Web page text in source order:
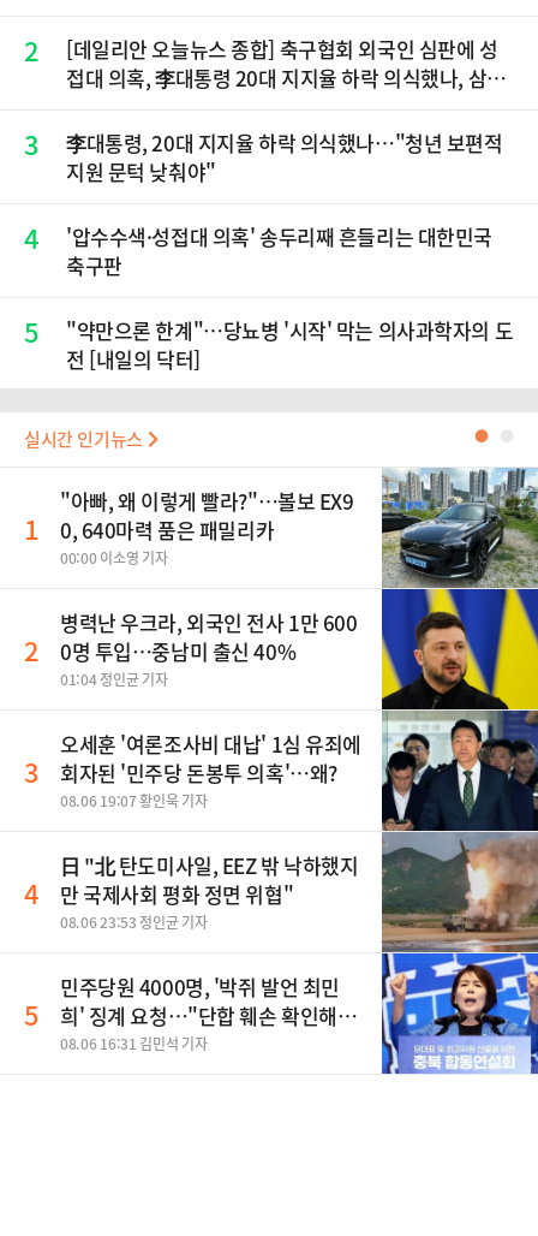
2
[데일리안 오늘뉴스 종합] 축구협회 외국인 심판에 성
접대 의혹, 李대통령 20대 지지율 하락 의식했나, 삼전
재점화, 김민석 "과반 승리 가능성 99%" 등
3
李대통령, 20대 지지율 하락 의식했나…"청년 보편적
지원 문턱 낮춰야"
4
'압수수색·성접대 의혹' 송두리째 흔들리는 대한민국
축구판
5
"약만으론 한계"…당뇨병 '시작' 막는 의사과학자의 도
전 [내일의 닥터]
실시간 인기뉴스 ●
1
"아빠, 왜 이렇게 빨라?"…볼보 EX9
0, 640마력 품은 패밀리카
00:00 이소영 기자
2
병력난 우크라, 외국인 전사 1만 600
0명 투입…중남미 출신 40%
01:04 정인균 기자
3
오세훈 '여론조사비 대납' 1심 유죄에
회자된 '민주당 돈봉투 의혹'…왜?
08.06 19:07 황인욱 기자
4
日 "北 탄도미사일, EEZ 밖 낙하했지
만 국제사회 평화 정면 위협"
08.06 23:53 정인균 기자
5
민주당원 4000명, '박쥐 발언 최민
희' 징계 요청…"단합 훼손 확인해
야"
08.06 16:31 김민석 기자